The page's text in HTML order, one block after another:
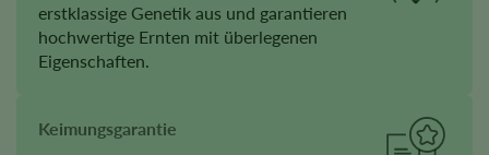
erstklassige Genetik aus und garantieren
hochwertige Ernten mit überlegenen
Eigenschaften.
Keimungsgarantie